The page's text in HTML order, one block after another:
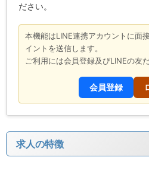
ださい。
本機能はLINE連携アカウントに面
イントを送信します。
ご利用には会員登録及びLINEの友
会員登録
求人の特徴